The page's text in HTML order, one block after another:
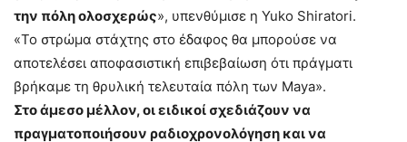
την πόλη ολοσχερώς», υπενθύμισε η Yuko Shiratori.
«Το στρώμα στάχτης στο έδαφος θα μπορούσε να
αποτελέσει αποφασιστική επιβεβαίωση ότι πράγματι
βρήκαμε τη θρυλική τελευταία πόλη των Maya».
Στο άμεσο μέλλον, οι ειδικοί σχεδιάζουν να
πραγματοποιήσουν ραδιοχρονολόγηση και να